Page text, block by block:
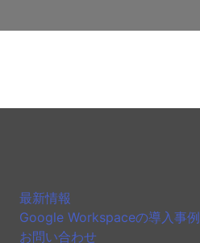
最新情報
Google Workspaceの導入事例
お問い合わせ